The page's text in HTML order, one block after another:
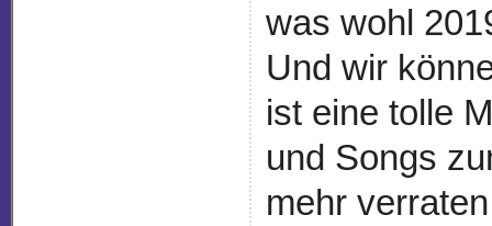
was wohl
Und wir
ist eine tolle
und Songs
mehr